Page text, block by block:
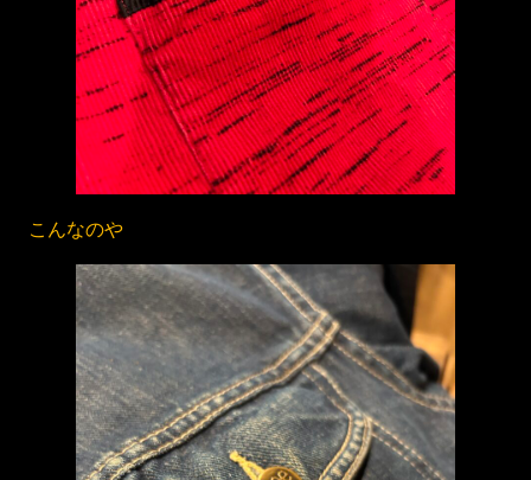
こんなのや